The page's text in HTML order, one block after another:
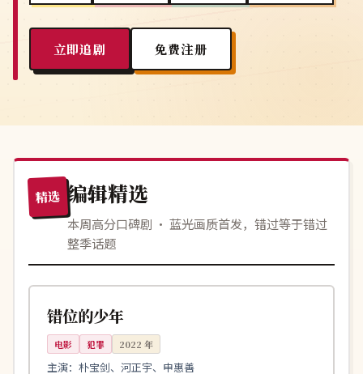
立即追剧 免费注册
精选 编辑精选
本周高分口碑剧 · 蓝光画质首发，错过等于错过
整季话题
韩国
高分 121分钟
错位的少年
电影 犯罪 2022 年
主演：朴宝剑、河正宇、申惠善